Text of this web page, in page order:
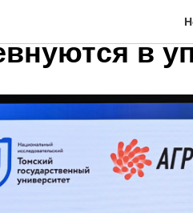
в ТГУ»: 12
в